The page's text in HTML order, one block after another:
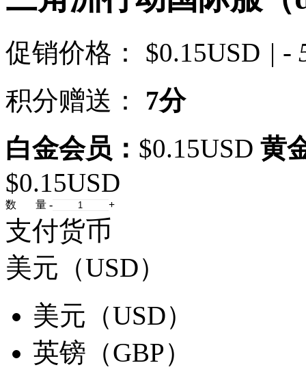
促销价格： $0.15USD | -
积分赠送：
7分
白金会员： $0.15USD 黄
$0.15USD
数 量 - +
支付货币
美元（USD）
美元（USD）
英镑（GBP）